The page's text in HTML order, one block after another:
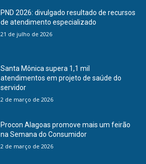
PND 2026: divulgado resultado de recursos
de atendimento especializado
21 de julho de 2026
Santa Mônica supera 1,1 mil
atendimentos em projeto de saúde do
servidor
2 de março de 2026
Procon Alagoas promove mais um feirão
na Semana do Consumidor
2 de março de 2026